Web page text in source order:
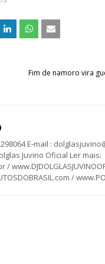
Fim de namoro vira
E-mail :
Juvino Oficial Ler mais:
/
/